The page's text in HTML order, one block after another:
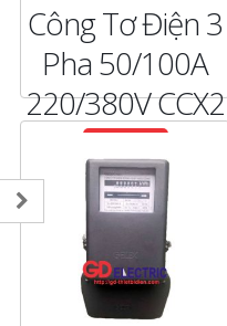
Công Tơ Điện 3
Pha 50/100A
220/380V CCX2